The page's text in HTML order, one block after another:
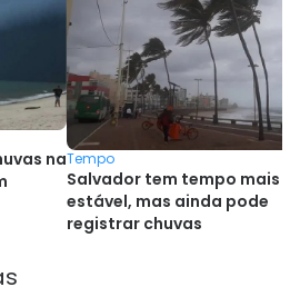
naTempo
Salvador tem tempo mais
estável, mas ainda pode
registrar chuvas